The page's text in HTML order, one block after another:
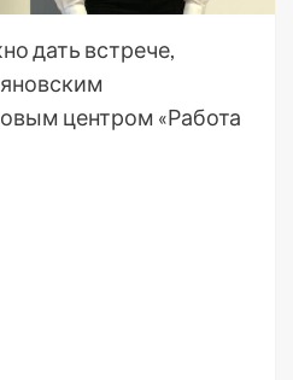
дать встрече,
центром «Работа